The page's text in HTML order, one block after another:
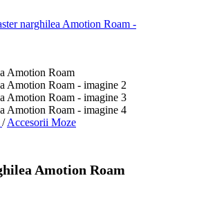
/ Accesorii Moze
Amotion Roam